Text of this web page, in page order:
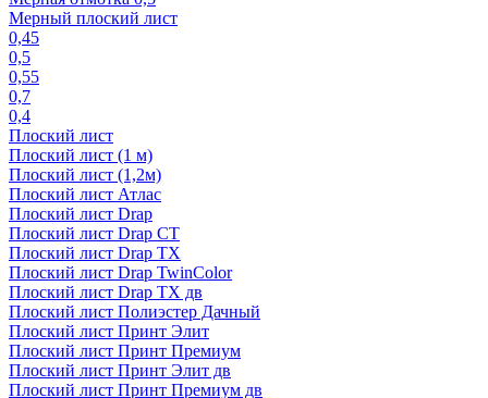
Мерный плоский лист
0,45
0,5
0,55
0,7
0,4
Плоский лист
Плоский лист (1 м)
Плоский лист (1,2м)
Плоский лист Атлас
Плоский лист Drap
Плоский лист Drap СТ
Плоский лист Drap TX
Плоский лист Drap TwinColor
Плоский лист Drap ТХ дв
Плоский лист Полиэстер Дачный
Плоский лист Принт Элит
Плоский лист Принт Премиум
Плоский лист Принт Элит дв
Плоский лист Принт Премиум дв